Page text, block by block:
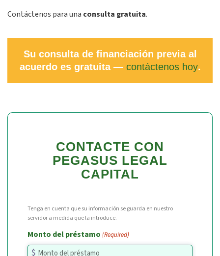
Contáctenos para una consulta gratuita.
Su consulta de financiación previa al
acuerdo es gratuita — contáctenos hoy.
CONTACTE CON
PEGASUS LEGAL
CAPITAL
Tenga en cuenta que su información se guarda en nuestro
servidor a medida que la introduce.
Monto del préstamo (Required)